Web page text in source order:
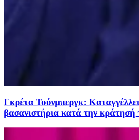
Γκρέτα Τούνμπεργκ:
βασανιστήρια κατά την κράτησή